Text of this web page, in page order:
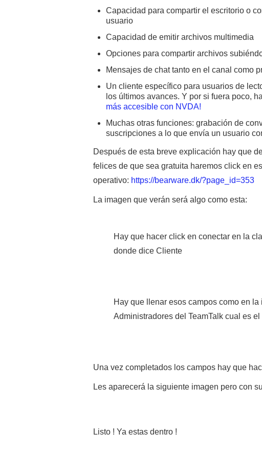
Capacidad para compartir el escritorio o
usuario
Capacidad de emitir archivos multimedia
Opciones para compartir archivos
Mensajes de chat tanto en el canal como
Un cliente específico para usuarios de
los últimos avances. Y por si fuera poco,
más accesible con NVDA!
Muchas otras funciones: grabación de
suscripciones a lo que envía un usuario
Después de esta breve explicación hay que
felices de que sea gratuita haremos click en
operativo: https://bearware.dk/?page_id=353
La imagen que verán será algo como esta:
Hay que hacer click en conectar en la
donde dice Cliente
Hay que llenar esos campos como en
Administradores del TeamTalk cual es
Una vez completados los campos hay que
Les aparecerá la siguiente imagen pero con
Listo ! Ya estas dentro !